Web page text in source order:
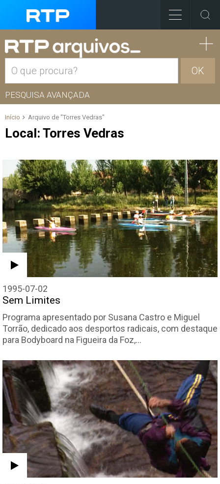
OK
PESQUISA AVANÇADA
Início Arquivo de "Torres Vedras"
Local: Torres Vedras
1995-07-02
Sem Limites
Programa apresentado por Susana Castro e Miguel
Torrão, dedicado aos desportos radicais, com destaque
para Bodyboard na Figueira da Foz,…